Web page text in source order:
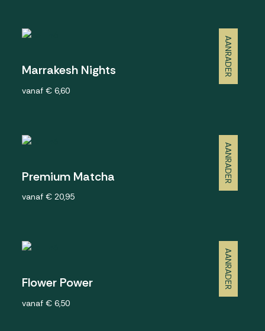
AANRADER
Marrakesh Nights
vanaf € 6,60
AANRADER
Premium Matcha
vanaf € 20,95
AANRADER
Flower Power
vanaf € 6,50